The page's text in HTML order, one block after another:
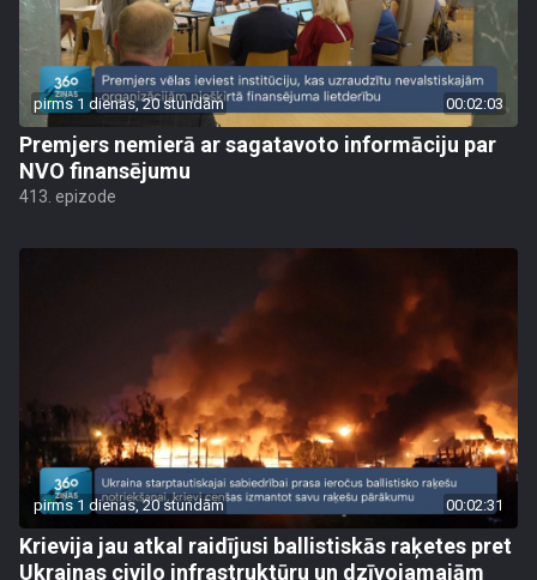
pirms 1 dienas, 20 stundām 00:02:03
Premjers nemierā ar sagatavoto informāciju par
NVO finansējumu
413. epizode
pirms 1 dienas, 20 stundām 00:02:31
Krievija jau atkal raidījusi ballistiskās raķetes pret
Ukrainas civilo infrastruktūru un dzīvojamajām